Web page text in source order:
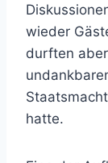
wieder
durften
hatte.